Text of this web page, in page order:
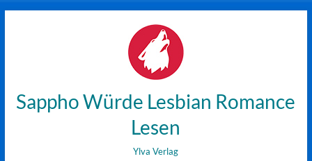
Sappho Würde Lesbian Romance
Lesen
Ylva Verlag